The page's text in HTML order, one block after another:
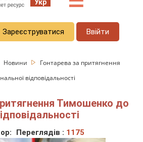
Укр
Зареєструватися Ввійти
Новини
Гонтарева за притягнення
відповідальності
Тимошенко до
Переглядів : 1175